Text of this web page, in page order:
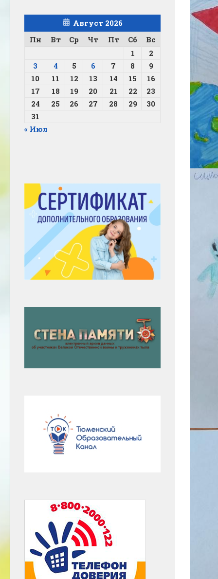
Август 2026
Пн
Вт Ср Чт Пт Сб
Вс
1
2
3
4 5 6 7 8
9
10
11 12 13 14 15
16
17
18 19 20 21 22
23
24
25 26 27 28 29
30
31
« Июл